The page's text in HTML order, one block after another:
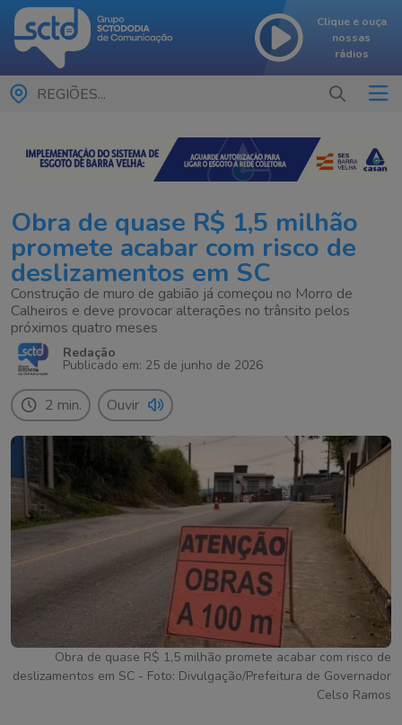
Clique e ouça
nossas
rádios
REGIÕES...
Obra de quase R$ 1,5 milhão
promete acabar com risco de
deslizamentos em SC
Construção de muro de gabião já começou no Morro de
Calheiros e deve provocar alterações no trânsito pelos
próximos quatro meses
Redação
Publicado em: 25 de junho de 2026
2 min. Ouvir
Obra de quase R$ 1,5 milhão promete acabar com risco de
deslizamentos em SC - Foto: Divulgação/Prefeitura de Governador
Celso Ramos